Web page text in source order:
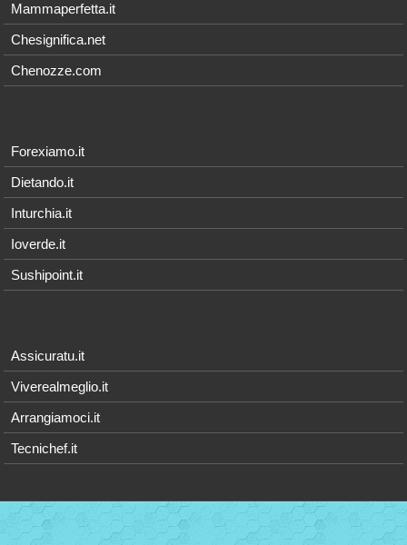
Mammaperfetta.it
Chesignifica.net
Chenozze.com
Forexiamo.it
Dietando.it
Inturchia.it
Ioverde.it
Sushipoint.it
Assicuratu.it
Viverealmeglio.it
Arrangiamoci.it
Tecnichef.it